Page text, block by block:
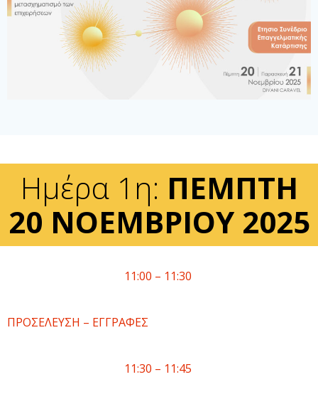
Ημέρα 1η: ΠΕΜΠΤΗ
20 ΝΟΕΜΒΡΙΟΥ 2025
11:00 – 11:30
ΠΡΟΣΕΛΕΥΣΗ – ΕΓΓΡΑΦΕΣ
11:30 – 11:45